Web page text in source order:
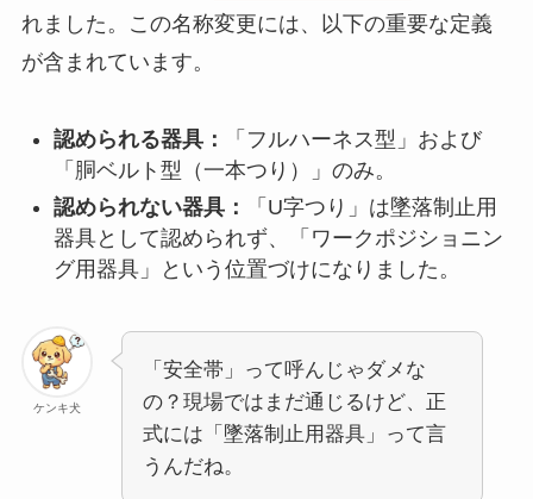
れました。この名称変更には、以下の重要な定義
が含まれています。
認められる器具：
「フルハーネス型」および
「胴ベルト型（一本つり）」のみ。
認められない器具：
「U字つり」は墜落制止用
器具として認められず、「ワークポジショニン
グ用器具」という位置づけになりました。
ケンキ犬
「安全帯」って呼んじゃダメな
の？現場ではまだ通じるけど、正
式には「墜落制止用器具」って言
うんだね。